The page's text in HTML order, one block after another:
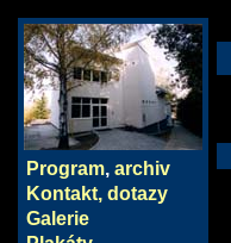
Program, archiv
Kontakt, dotazy
Galerie